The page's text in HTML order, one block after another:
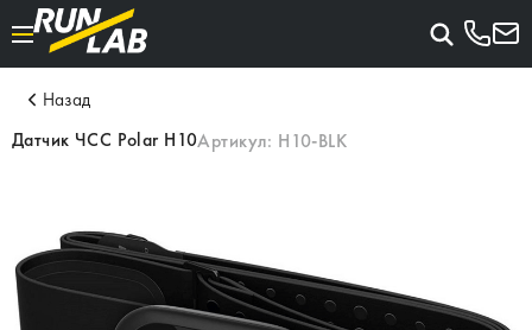
Назад
Датчик ЧСС Polar H10Артикул: H10-BLK